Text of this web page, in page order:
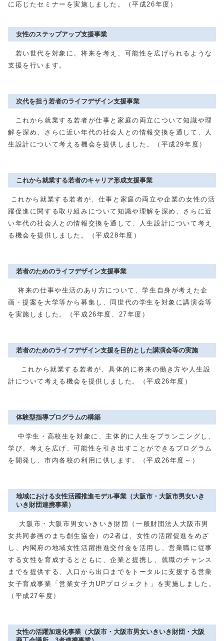
に応じたセミナーを実施しました。（平成26年度）
女性のステップアップ支援事業
若い世代を対象に、将来を考え、可能性を広げられるような
支援を行います。
次代を担う若者のライフデザイン支援事業
これから就業する若者が仕事と家庭の両立について知識や理
解を深め、さらに近い年代の社会人との情報交換を通して、人
生設計について考える機会を提供しました。（平成29年度）
これから就業する若者のキャリア形成支援事業
これから就業する若者が、仕事と家庭の両立や企業の女性の活
躍促進に関する取り組みについて知識や理解を深め、さらに近
い年代の社会人との情報交換を通して、人生設計について考え
る機会を提供しました。（平成28年度）
若者のためのライフデザイン支援事業
将来の仕事や生活のあり方について、学生自身が考えた企
画・提案を大学等から募集し、同世代の学生を対象に講演会等
を実施しました。（平成26年度、27年度）
若者のためのライフデザイン支援を目的とした講演会等の実施
これから就業する若者が、具体的に将来の働き方や人生設
計について考える機会を提供しました。（平成26年度）
体験型指導プログラムの構築
中学生・高校生を対象に、主体的に人生をプランニングし、
学び、考えを広げ、可能性を引き出すことができるプログラム
を開発し、市内各校の利用に供します。（平成26年度～）
地域における女性活躍推進モデル事業（大阪市・大阪市男女いき
いき財団連携事業）
大阪市・大阪市男女いきいき財団（一般財団法人大阪市男
女共同参画のまち創生協会）の2者は、女性の活躍促進をめざ
し、内閣府の地域女性活躍推進交付金を活用し、営業職に従事
する女性を育成するとともに、企業と提携し、就職のチャンス
までを提供する、入口から出口までをトータルに支援する営業
女子育成事業「営業女子力UPプロジェクト」を実施しました。
（平成27年度）
女性の活躍加速化事業（大阪市・大阪市男女いきいき財団・大阪